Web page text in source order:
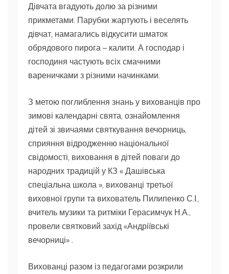
Дівчата вгадують долю за різними
прикметами. Парубки жартують і веселять
дівчат, намагались відкусити шматок
обрядового пирога – калити. А господар і
господиня частують всіх смачними
вареничками з різними начинками.
З метою поглиблення знань у вихованців про
зимові календарні свята, ознайомлення
дітей зі звичаями святкування вечорниць,
сприяння відродженню національної
свідомості, виховання в дітей поваги до
народних традицій у КЗ « Дашівська
спеціальна школа », вихованці третьої
виховної групи та вихователь Пилипенко С.І.,
вчитель музики та ритміки Герасимчук Н.А.,
провели святковий захід «Андріївські
вечорниці» .
Вихованці разом із педагогами розкрили